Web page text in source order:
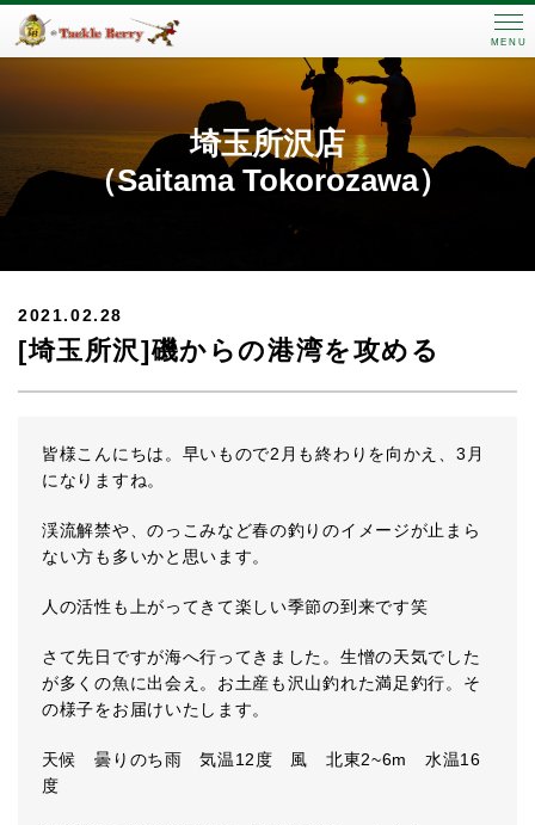
MENU
埼玉所沢店
（Saitama Tokorozawa）
2021.02.28
[埼玉所沢]磯からの港湾を攻める
皆様こんにちは。早いもので2月も終わりを向かえ、3月
になりますね。
渓流解禁や、のっこみなど春の釣りのイメージが止まら
ない方も多いかと思います。
人の活性も上がってきて楽しい季節の到来です笑
さて先日ですが海へ行ってきました。生憎の天気でした
が多くの魚に出会え。お土産も沢山釣れた満足釣行。そ
の様子をお届けいたします。
天候 曇りのち雨 気温12度 風 北東2~6m 水温16
度